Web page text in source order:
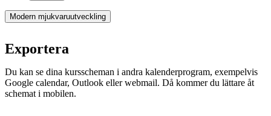
Modern mjukvaruutveckling
Exportera
Du kan se dina kursscheman i andra kalenderprogram, exempelvis
Google calendar, Outlook eller webmail. Då kommer du lättare åt
schemat i mobilen.